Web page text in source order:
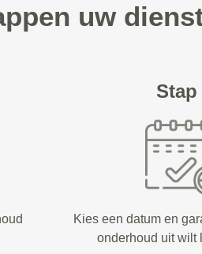
uw
Stap
Kies een datum en
onderhoud uit wilt